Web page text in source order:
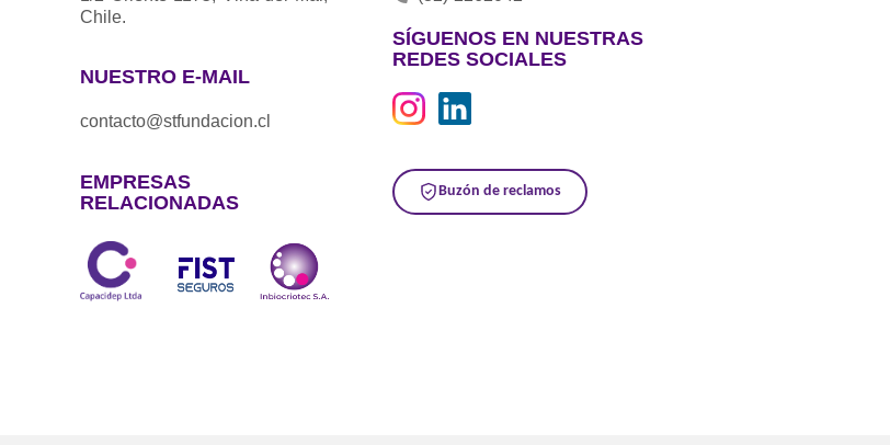
Chile.
NUESTRO E-MAIL
contacto@stfundacion.cl
EMPRESAS
RELACIONADAS
SÍGUENOS EN NUESTRAS
REDES SOCIALES
Buzón de reclamos